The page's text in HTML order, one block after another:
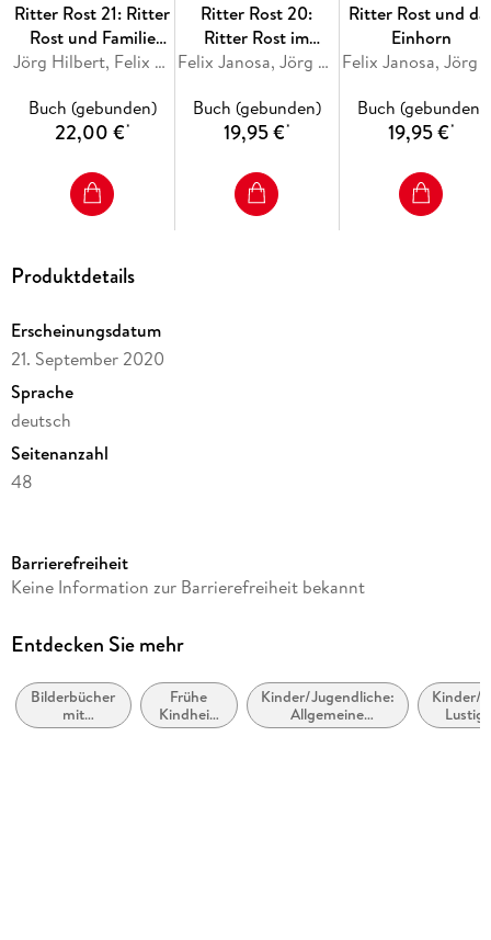
Ritter Rost 21: Ritter
Rost und Familie
Schrottkompott
und zum Streamen,
Bd. 21)
Jörg Hilbert, Felix Janosa
Buch (gebunden)
22,00 €*
Ritter Rost 20:
Ritter Rost im
WWWunderland
und zum Streamen,
Bd. 20)
Felix Janosa, Jörg Hilbert
Buch (gebunden)
19,95 €*
Ritter Rost und
Einhorn
Buch (gebunden)
19,95 €*
Produktdetails
Erscheinungsdatum
21. September 2020
Sprache
deutsch
Seitenanzahl
48
Reihe
Autor/Autorin
Verlag/Hersteller
Betz, Annette
Barrierefreiheit
Keine Information zur Barrierefreiheit bekannt
Entdecken Sie mehr
Bilderbücher
mit
Erzähltexten:
Frühe
Kindheit:
Reime
Kinder/Jugendliche:
Allgemeine
Interessen: Musik
Kinder/